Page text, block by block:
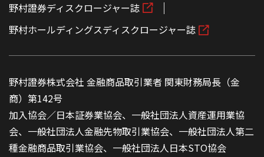
野村證券ディスクロージャー誌
野村ホールディングスディスクロージャー誌
野村證券株式会社 金融商品取引業者 関東財務局長（金
商）第142号
加入協会／日本証券業協会、一般社団法人資産運用業協
会、一般社団法人金融先物取引業協会、一般社団法人第二
種金融商品取引業協会、一般社団法人日本STO協会